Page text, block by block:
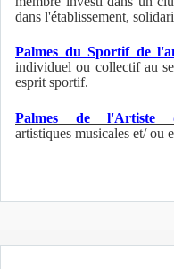
dans l'établissement,
Palmes du Sportif de
individuel ou collectif au
esprit sportif.
Palmes de l'Artiste
artistiques musicales et/ ou